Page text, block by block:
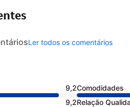
Ler todos os comentários
9,2Comodidades
9,2Relação